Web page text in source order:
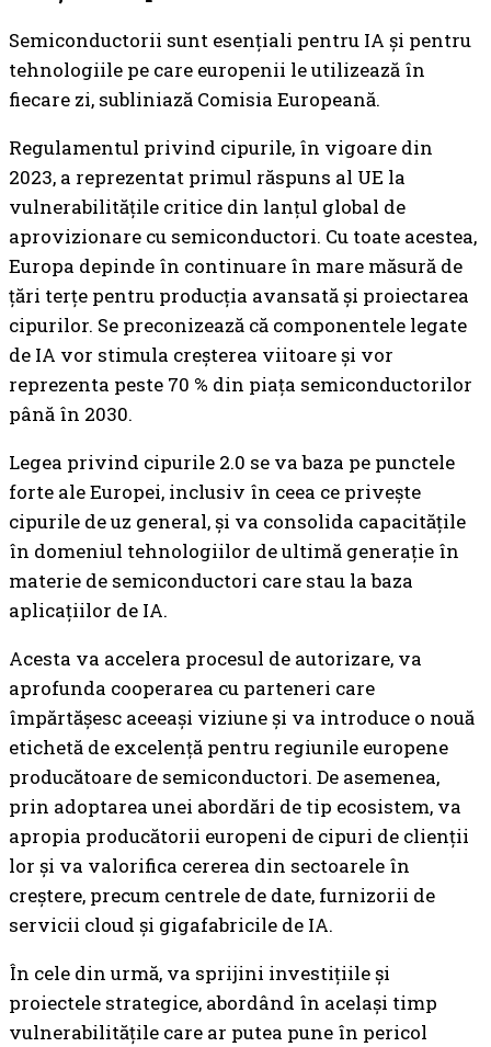
Semiconductorii sunt esențiali pentru IA și pentru
tehnologiile pe care europenii le utilizează în
fiecare zi, subliniază Comisia Europeană.
Regulamentul privind cipurile, în vigoare din
2023, a reprezentat primul răspuns al UE la
vulnerabilitățile critice din lanțul global de
aprovizionare cu semiconductori. Cu toate acestea,
Europa depinde în continuare în mare măsură de
țări terțe pentru producția avansată și proiectarea
cipurilor. Se preconizează că componentele legate
de IA vor stimula creșterea viitoare și vor
reprezenta peste 70 % din piața semiconductorilor
până în 2030.
Legea privind cipurile 2.0 se va baza pe punctele
forte ale Europei, inclusiv în ceea ce privește
cipurile de uz general, și va consolida capacitățile
în domeniul tehnologiilor de ultimă generație în
materie de semiconductori care stau la baza
aplicațiilor de IA.
Acesta va accelera procesul de autorizare, va
aprofunda cooperarea cu parteneri care
împărtășesc aceeași viziune și va introduce o nouă
etichetă de excelență pentru regiunile europene
producătoare de semiconductori. De asemenea,
prin adoptarea unei abordări de tip ecosistem, va
apropia producătorii europeni de cipuri de clienții
lor și va valorifica cererea din sectoarele în
creștere, precum centrele de date, furnizorii de
servicii cloud și gigafabricile de IA.
În cele din urmă, va sprijini investițiile și
proiectele strategice, abordând în același timp
vulnerabilitățile care ar putea pune în pericol